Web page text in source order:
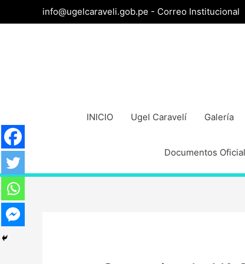
info@ugelcaraveli.gob.pe - Correo Institucional
INICIO Ugel Caravelí Galería
Documentos